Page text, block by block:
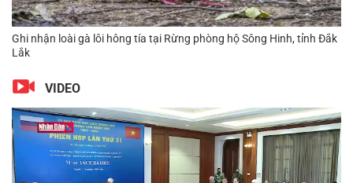
Ghi nhận quần thể Thông hai lá (Pinus latteri Mason) quý hiếm
mới tại Khu bảo tồn thiên nhiên Kon Chư Răng, tỉnh Gia Lai
VIDEO